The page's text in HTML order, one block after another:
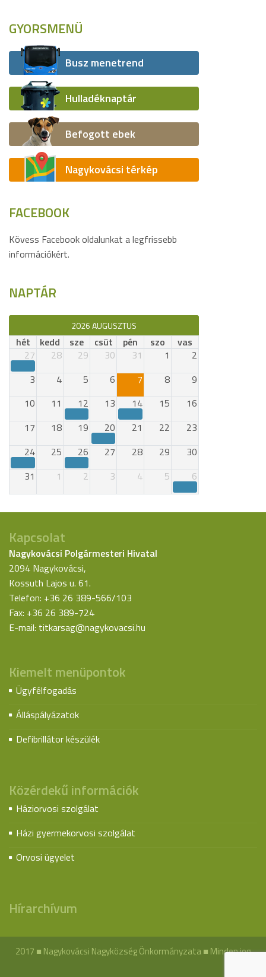
GYORSMENÜ
Busz menetrend
Hulladéknaptár
Befogott ebek
Nagykovácsi térkép
FACEBOOK
Kövess Facebook oldalunkat a legfrissebb
információkért.
NAPTÁR
2026 AUGUSZTUS
hét kedd sze csüt pén szo
vas
27
28 29 30 31 1
2
3
4 5 6 7 8
9
10
11 12 13 14 15
16
17
18 19 20 21 22
23
24
25 26 27 28 29
30
31
1 2 3 4 5 6
Kapcsolat
Nagykovácsi Polgármesteri Hivatal
2094 Nagykovácsi,
Kossuth Lajos u. 61.
Telefon: +36 26 389-566/103
Fax: +36 26 389-724
E-mail: titkarsag@nagykovacsi.hu
Kiemelt menüpontok
Ügyfélfogadás
Álláspályázatok
Defibrillátor készülék
Közérdekű információk
Háziorvosi szolgálat
Házi gyermekorvosi szolgálat
Orvosi ügyelet
Hírarchívum
2017 ■ Nagykovácsi Nagyközség Önkormányzata ■ Minden jog